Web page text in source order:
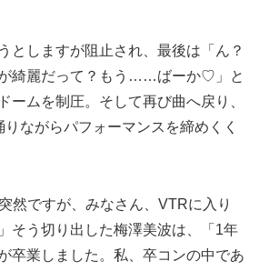
としますが阻止され、最後は「ん？
綺麗だって？もう……ばーか♡」と
ームを制圧。そして再び曲へ戻り、
ながらパフォーマンスを締めくく
然ですが、みなさん、VTRに入り
そう切り出した梅澤美波は、「1年
卒業しました。私、卒コンの中であ